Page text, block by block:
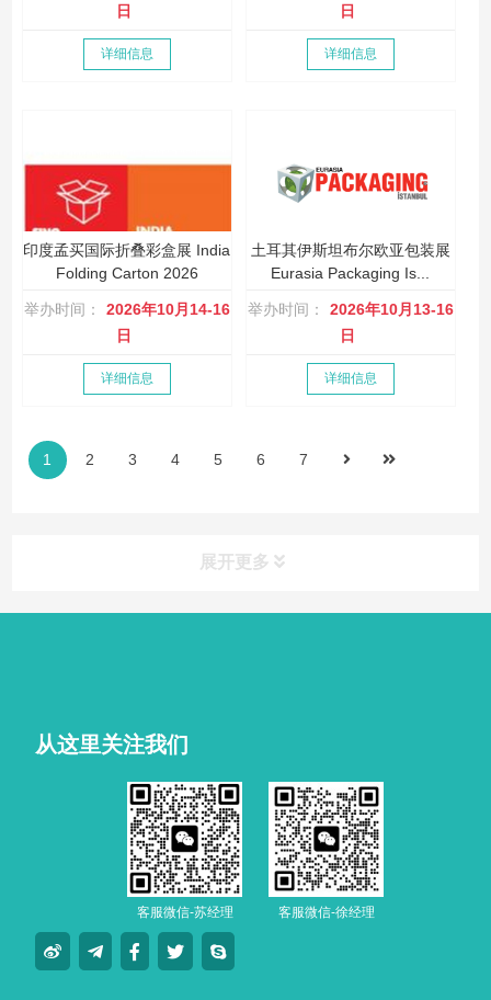
日
详细信息
日
详细信息
印度孟买国际折叠彩盒展 India
Folding Carton 2026
举办时间：
2026年10月14-16
日
详细信息
土耳其伊斯坦布尔欧亚包装展
Eurasia Packaging Is...
举办时间：
2026年10月13-16
日
详细信息
1 2 3 4 5 6 7
展开更多
从这里关注我们
客服微信-苏经理 客服微信-徐经理